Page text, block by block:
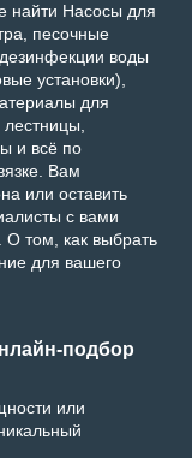
найти Насосы для
песочные
воды
установки),
для
и всё по
Вам
или оставить
с вами
О том, как выбрать
для вашего
подбор
или